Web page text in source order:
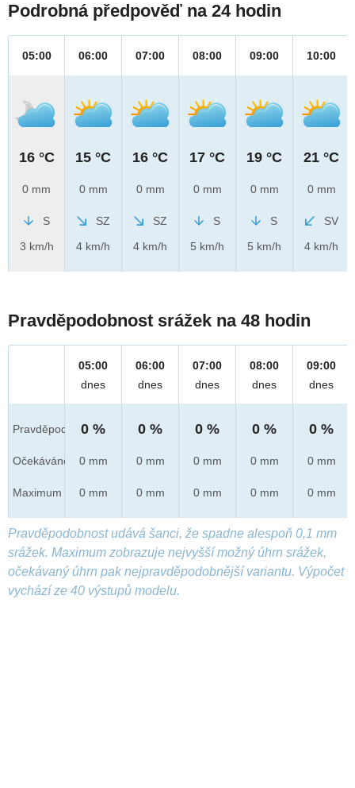
Podrobná předpověď na 24 hodin
05:00
16 °C
0 mm
S
3 km/h
06:00
15 °C
0 mm
SZ
4 km/h
07:00
16 °C
0 mm
SZ
4 km/h
08:00
17 °C
0 mm
S
5 km/h
09:00
19 °C
0 mm
S
5 km/h
10:00
21 °C
0 mm
SV
4 km/h
Pravděpodobnost srážek na 48 hodin
Pravděpod.
Očekáváno
Maximum
05:00
dnes
0 %
0 mm
0 mm
06:00
dnes
0 %
0 mm
0 mm
07:00
dnes
0 %
0 mm
0 mm
08:00
dnes
0 %
0 mm
0 mm
09:00
dnes
0 %
0 mm
0 mm
Pravděpodobnost udává šanci, že spadne alespoň 0,1 mm
srážek. Maximum zobrazuje nejvyšší možný úhrn srážek,
očekávaný úhrn pak nejpravděpodobnější variantu. Výpočet
vychází ze 40 výstupů modelu.